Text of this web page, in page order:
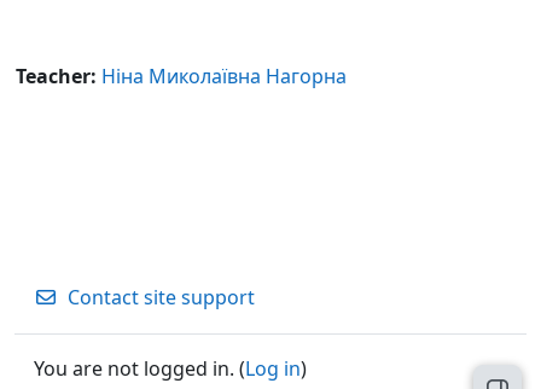
Teacher: Ніна Миколаївна Нагорна
Contact site support
You are not logged in. (Log in)